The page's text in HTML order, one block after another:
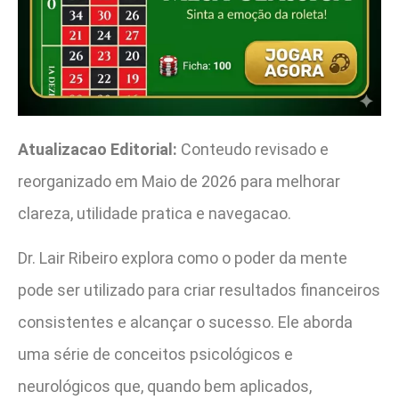
Atualizacao Editorial: Conteudo revisado e
reorganizado em Maio de 2026 para melhorar
clareza, utilidade pratica e navegacao.
Dr. Lair Ribeiro explora como o poder da mente
pode ser utilizado para criar resultados financeiros
consistentes e alcançar o sucesso. Ele aborda
uma série de conceitos psicológicos e
neurológicos que, quando bem aplicados,